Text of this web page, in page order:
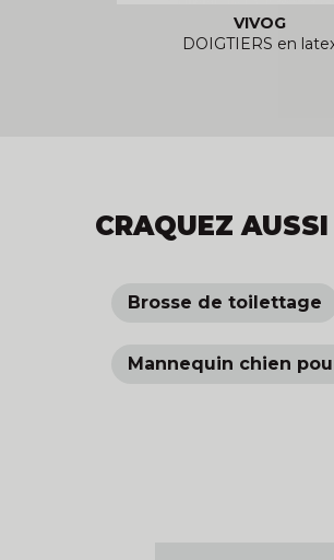
VIVOG
DOIGTIERS en
CRAQUEZ
Brosse de toilettage
Mannequin chien